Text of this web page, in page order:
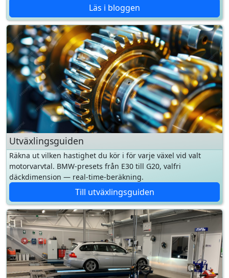
Utväxlingsguiden
Räkna ut vilken hastighet du kör i för varje växel vid valt
motorvarvtal. BMW-presets från E30 till G20, valfri
däckdimension — real-time-beräkning.
Till utväxlingsguiden